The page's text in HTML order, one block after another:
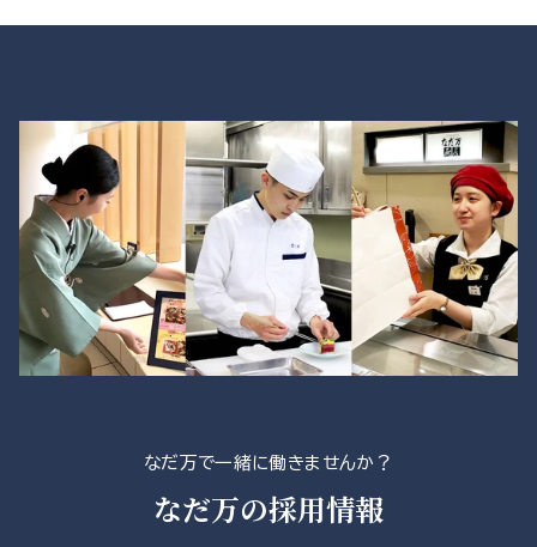
なだ万で一緒に働きませんか？
なだ万の採用情報